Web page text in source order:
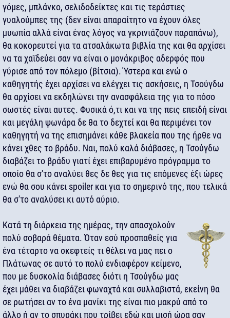
γόμες, μπλάνκο, σελιδοδείκτες και τις τεράστιες
γυαλούμπες της (δεν είναι απαραίτητο να έχουν όλες
μυωπία αλλά είναι ένας λόγος να γκρινιάζουν παραπάνω),
θα κοκορευτεί για τα ατσαλάκωτα βιβλία της και θα αρχίσει
να τα χαϊδεύει σαν να είναι ο μονάκριβος αδερφός που
γύρισε από τον πόλεμο (βίτσια). Ύστερα και ενώ ο
καθηγητής έχει αρχίσει να ελέγχει τις ασκήσεις, η Τσούγδω
θα αρχίσει να εκδηλώνει την ανασφάλεια της για το πόσο
σωστές είναι αυτες. Φυσικά ό,τι και να της πεις επειδή είναι
και μεγάλη ψωνάρα δε θα το δεχτεί και θα περιμένει τον
καθηγητή να της επισημάνει κάθε βλακεία που της ήρθε να
κάνει χθες το βράδυ. Ναι, πολύ καλά διάβασες, η Τσούγδω
διαβάζει το βράδυ γιατί έχει επιβαρυμένο πρόγραμμα το
οποίο θα σ'το αναλύει θες δε θες για τις επόμενες έξι ώρες
ενώ θα σου κάνει spoiler και για το σημερινό της, που τελικά
θα σ'το αναλύσει κι αυτό αύριο.
Κατά τη διάρκεια της ημέρας, την απασχολούν
πολύ σοβαρά θέματα. Όταν εσύ προσπαθείς για
ένα τέταρτο να σκεφτείς τι θέλει να μας πει ο
Πλάτωνας σε αυτό το πολύ ενδιαφέρον κείμενο,
που με δυσκολία διάβασες διότι η Τσούγδω μας
έχει μάθει να διαβάζει φωναχτά και συλλαβιστά, εκείνη θα
σε ρωτήσει αν το ένα μανίκι της είναι πιο μακρύ από το
άλλο ή αν το σπυράκι που τρίβει εδώ και μισή ώρα σαν